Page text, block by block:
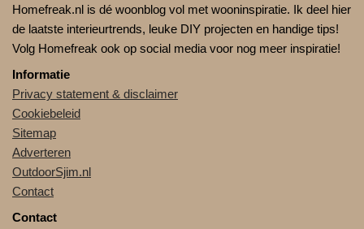
Homefreak.nl is dé woonblog vol met wooninspiratie. Ik deel hier
de laatste interieurtrends, leuke DIY projecten en handige tips!
Volg Homefreak ook op social media voor nog meer inspiratie!
Informatie
Privacy statement & disclaimer
Cookiebeleid
Sitemap
Adverteren
OutdoorSjim.nl
Contact
Contact